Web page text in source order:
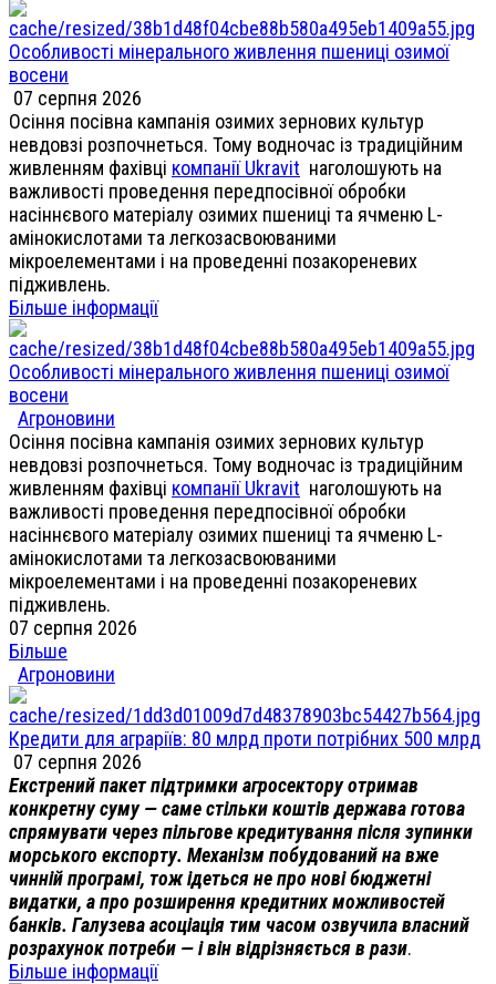
Особливості мінерального живлення пшениці озимої
восени
07 серпня 2026
Осіння посівна кампанія озимих зернових культур
невдовзі розпочнеться. Тому водночас із традиційним
живленням фахівці компанії Ukravit наголошують на
важливості проведення передпосівної обробки
насіннєвого матеріалу озимих пшениці та ячменю L-
амінокислотами та легкозасвоюваними
мікроелементами і на проведенні позакореневих
підживлень.
Більше інформації
Особливості мінерального живлення пшениці озимої
восени
Агроновини
Осіння посівна кампанія озимих зернових культур
невдовзі розпочнеться. Тому водночас із традиційним
живленням фахівці компанії Ukravit наголошують на
важливості проведення передпосівної обробки
насіннєвого матеріалу озимих пшениці та ячменю L-
амінокислотами та легкозасвоюваними
мікроелементами і на проведенні позакореневих
підживлень.
07 серпня 2026
Більше
Агроновини
Кредити для аграріїв: 80 млрд проти потрібних 500 млрд
07 серпня 2026
Екстрений пакет підтримки агросектору отримав
конкретну суму — саме стільки коштів держава готова
спрямувати через пільгове кредитування після зупинки
морського експорту. Механізм побудований на вже
чинній програмі, тож ідеться не про нові бюджетні
видатки, а про розширення кредитних можливостей
банків. Галузева асоціація тим часом озвучила власний
розрахунок потреби — і він відрізняється в рази.
Більше інформації